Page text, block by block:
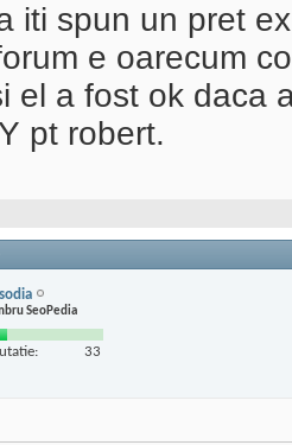
iti spun un pret
e oarecum
el a fost ok daca
pt robert.
SeoPedia
33